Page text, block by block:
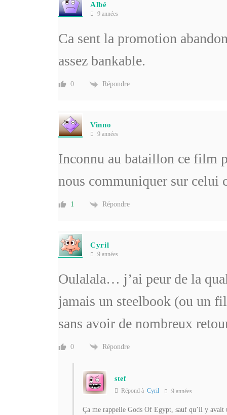
Albé
9 années
Ca sent la promotion
assez bankable.
0 Répondre
Vinno
9 années
Inconnu au bataillon ce film
nous communiquer sur celui
1 Répondre
Cyril
9 années
Oulalala… j’ai peur de la
jamais un steelbook (ou un
sans avoir de nombreux
0 Répondre
stef
Répond à Cyril 9 années
Ça me rappelle Gods Of Egypt, sauf qu’il y